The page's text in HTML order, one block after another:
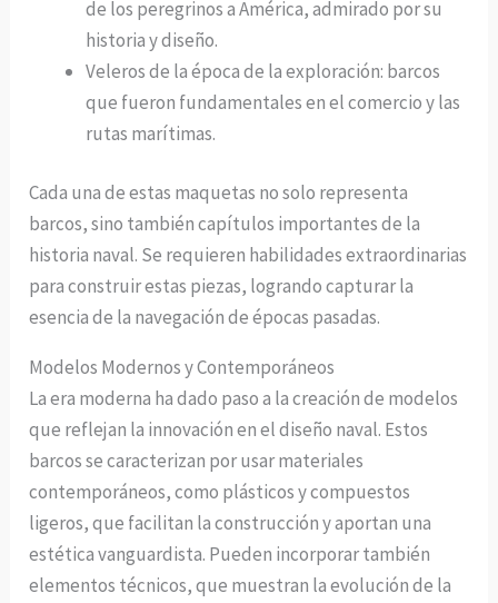
de los peregrinos a América, admirado por su
historia y diseño.
Veleros de la época de la exploración: barcos
que fueron fundamentales en el comercio y las
rutas marítimas.
Cada una de estas maquetas no solo representa
barcos, sino también capítulos importantes de la
historia naval. Se requieren habilidades extraordinarias
para construir estas piezas, logrando capturar la
esencia de la navegación de épocas pasadas.
Modelos Modernos y Contemporáneos
La era moderna ha dado paso a la creación de modelos
que reflejan la innovación en el diseño naval. Estos
barcos se caracterizan por usar materiales
contemporáneos, como plásticos y compuestos
ligeros, que facilitan la construcción y aportan una
estética vanguardista. Pueden incorporar también
elementos técnicos, que muestran la evolución de la